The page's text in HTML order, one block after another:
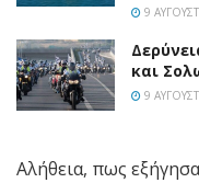
9
και
9
Αλήθεια, πως